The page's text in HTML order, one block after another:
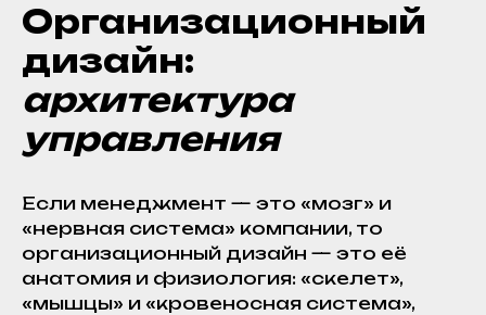
Организационный
дизайн:
архитектура
управления
Если менеджмент — это «мозг» и
«нервная система» компании, то
организационный дизайн — это её
анатомия и физиология: «скелет»,
«мышцы» и «кровеносная система»,